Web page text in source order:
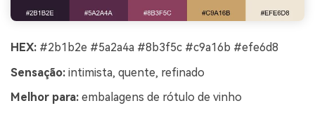
HEX: #2b1b2e #5a2a4a #8b3f5c #c9a16b #efe6d8
Sensação: intimista, quente, refinado
Melhor para: embalagens de rótulo de vinho